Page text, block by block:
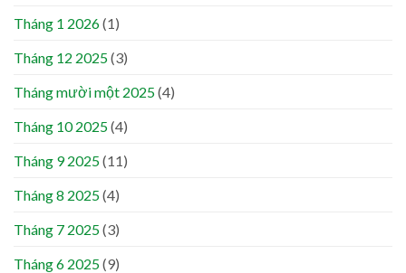
Tháng 1 2026(1)
Tháng 12 2025(3)
Tháng mười một 2025(4)
Tháng 10 2025(4)
Tháng 9 2025(11)
Tháng 8 2025(4)
Tháng 7 2025(3)
Tháng 6 2025(9)